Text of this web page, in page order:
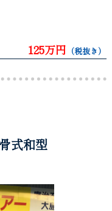
125万円 （税抜き）
式和型